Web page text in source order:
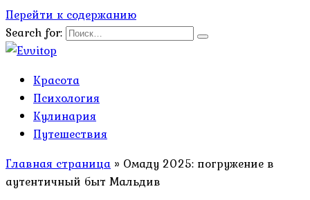
Перейти к содержанию
Search for:
Красота
Психология
Кулинария
Путешествия
Главная страница » Омаду 2025: погружение в
аутентичный быт Мальдив